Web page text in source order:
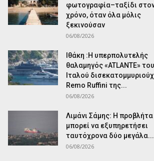
φωτογραφία–ταξίδι
χρόνο, όταν όλα μόλις
ξεκινούσαν
06/08/2026
Ιθάκη :Η υπερπολυτελής
θαλαμηγός «ATLANTE» του
Ιταλού
Remo Ruffini της...
06/08/2026
Λιμάνι Σάμης: Η
μπορεί να εξυπηρετήσει
ταυτόχρονα δύο μεγάλα...
06/08/2026